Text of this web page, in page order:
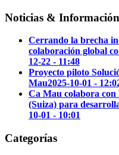
Noticias & Información
Cerrando la brecha
colaboración global
12-22 - 11:48
Proyecto piloto
Mau2025-10-01 -
Ca Mau colabora
(Suiza) para
10-01 - 10:01
Categorías